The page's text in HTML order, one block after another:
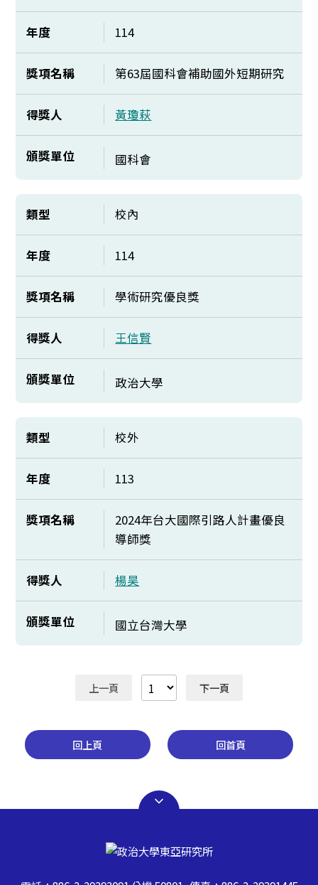
年度 114
獎項名稱 第63屆國科會補助國外短期研究
得獎人 黃瓊萩
頒獎單位 國科會
類型 校內
年度 114
獎項名稱 學術研究優良獎
得獎人 王信賢
頒獎單位 政治大學
類型 校外
年度 113
獎項名稱
2024年台大國際引路人計畫優良
導師獎
得獎人 楊昊
頒獎單位 國立台灣大學
上一頁 下一頁
回上頁 回首頁